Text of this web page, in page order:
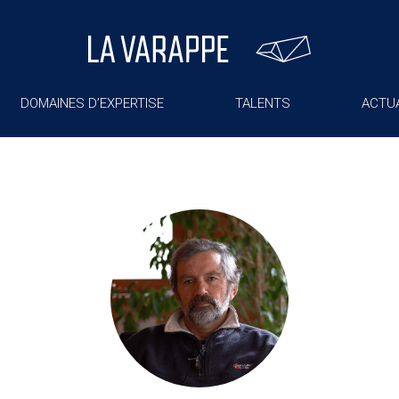
DOMAINES D’EXPERTISE TALENTS